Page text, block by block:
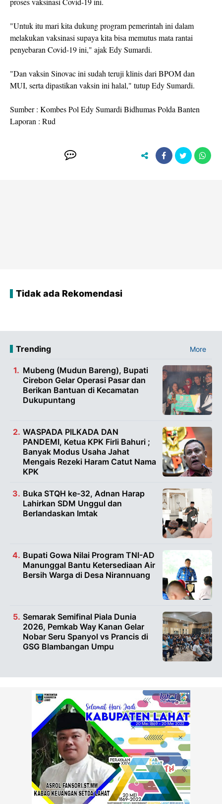
"Untuk itu mari kita dukung program pemerintah ini dalam
melakukan vaksinasi supaya kita bisa memutus mata rantai
penyebaran Covid-19 ini," ajak Edy Sumardi.
"Dan vaksin Sinovac ini sudah teruji klinis dari BPOM dan
MUI, serta dipastikan vaksin ini halal," tutup Edy Sumardi.
Sumber : Kombes Pol Edy Sumardi Bidhumas Polda Banten
Laporan : Rud
Tidak ada Rekomendasi
Trending More
Mubeng (Mudun Bareng), Bupati
Cirebon Gelar Operasi Pasar dan
Berikan Bantuan di Kecamatan
Dukupuntang
WASPADA PILKADA DAN
PANDEMI, Ketua KPK Firli Bahuri ;
Banyak Modus Usaha Jahat
Mengais Rezeki Haram Catut Nama
KPK
Buka STQH ke-32, Adnan Harap
Lahirkan SDM Unggul dan
Berlandaskan Imtak
Bupati Gowa Nilai Program TNI-AD
Manunggal Bantu Ketersediaan Air
Bersih Warga di Desa Nirannuang
Semarak Semifinal Piala Dunia
2026, Pemkab Way Kanan Gelar
Nobar Seru Spanyol vs Prancis di
GSG Blambangan Umpu